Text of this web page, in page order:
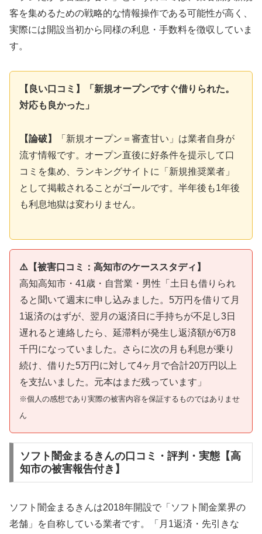
客を集めるための戦略的な情報操作である可能性が高く、
実際には開設当初から同様の利息・手数料を徴収していま
す。
【良い口コミ】「新規オープンですぐ借りられた。
対応も良かった」
【論破】
「新規オープン＝審査甘い」は業者自身が
流す情報です。オープン直後に好条件を提示して口
コミを集め、ランキングサイトに「新規推奨業者」
として掲載されることがゴールです。半年後も1年後
も利息地獄は変わりません。
⚠️【被害口コミ：高知市のケーススタディ】
高知高知市・41歳・自営業・男性「土日も借りられ
ると聞いて週末に申し込みました。5万円を借りて月
1返済のはずが、翌月の返済日に手持ちが不足し3日
遅れると連絡したら、延滞料が発生し返済額が6万8
千円になっていました。さらに次の月も利息が乗り
続け、借りた5万円に対して4ヶ月で合計20万円以上
を支払いました。元本はまだ残っています」
※個人の感想であり実際の被害内容を保証するものではありませ
ん
ソフト闇金まるきんの口コミ・評判・実態【高
知市の被害報告付き】
ソフト闇金まるきんは2018年開設で「ソフト闇金業界の
老舗」を自称している業者です。「月1返済・先引きな